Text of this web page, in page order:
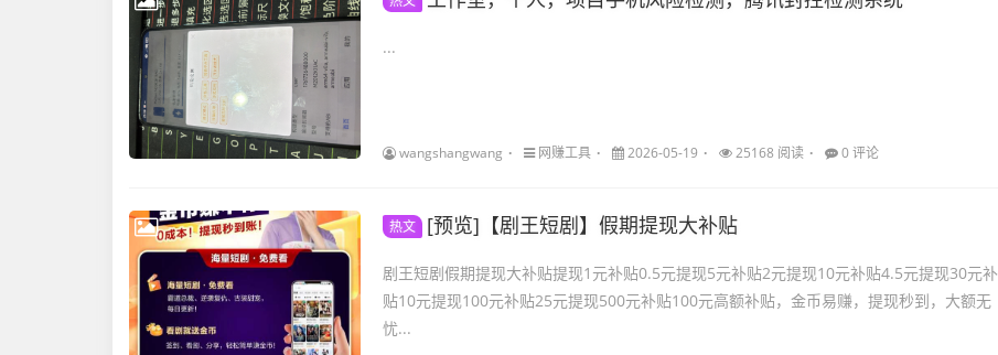
...
wangshangwang 网赚工具 2026-05-19 25168 阅读 0 评论
热文 [预览]【剧王短剧】假期提现大补贴
剧王短剧假期提现大补贴提现1元补贴0.5元提现5元补贴2元提现10元补贴4.5元提现30元补
贴10元提现100元补贴25元提现500元补贴100元高额补贴，金币易赚，提现秒到，大额无
忧...